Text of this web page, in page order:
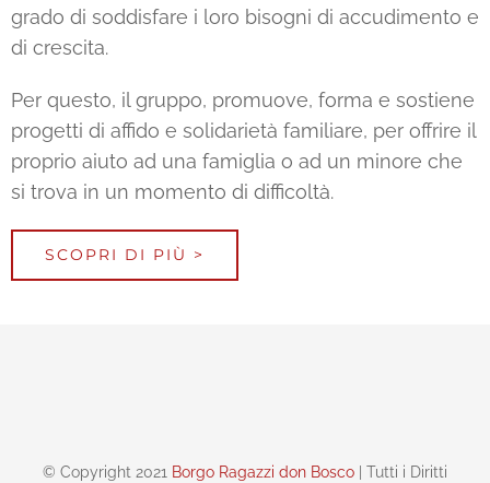
grado di soddisfare i loro bisogni di accudimento e
di crescita.
Per questo, il gruppo, promuove, forma e sostiene
progetti di affido e solidarietà familiare, per offrire il
proprio aiuto ad una famiglia o ad un minore che
si trova in un momento di difficoltà.
SCOPRI DI PIÙ >
© Copyright 2021 Borgo Ragazzi don Bosco | Tutti i Diritti